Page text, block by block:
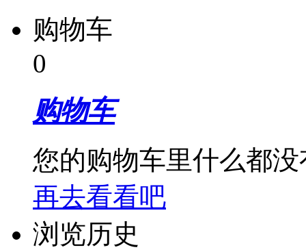
购物车
0
购物车
您的购物车里什么都没
再去看看吧
浏览历史